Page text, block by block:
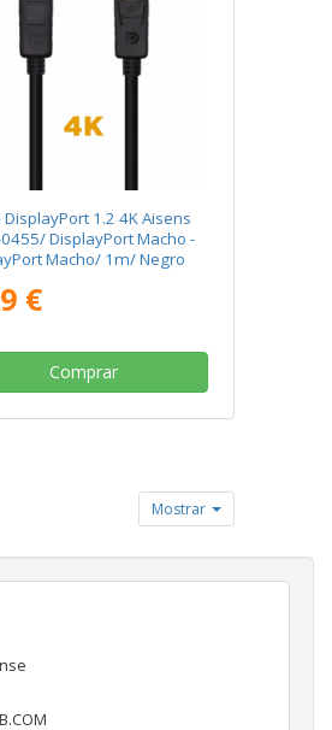
DisplayPort 1.2 4K Aisens
DisplayPort Macho -
Macho/ 1m/ Negro
€
Comprar
Mostrar